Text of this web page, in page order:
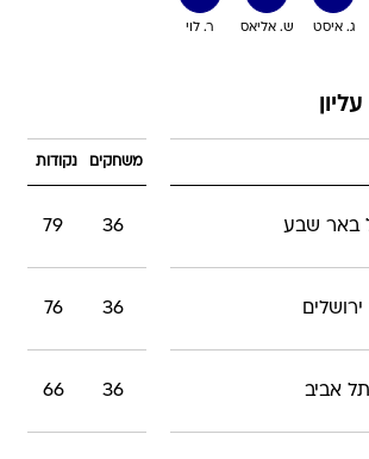
ר. לוי ש. אליאס ג. איסט
משחקים נקודות
באר שבע 36
79
36
76
אביב 36
66